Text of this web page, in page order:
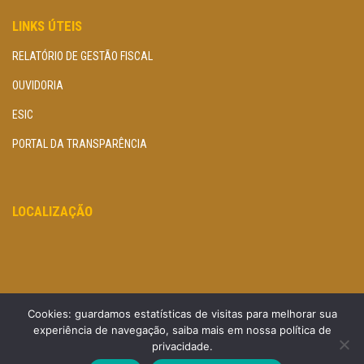
LINKS ÚTEIS
RELATÓRIO DE GESTÃO FISCAL
OUVIDORIA
ESIC
PORTAL DA TRANSPARÊNCIA
LOCALIZAÇÃO
Cookies: guardamos estatísticas de visitas para melhorar sua
experiência de navegação, saiba mais em nossa política de
privacidade.